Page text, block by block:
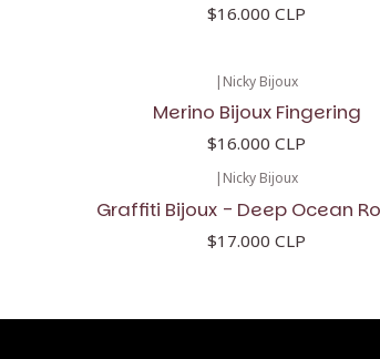
$16.000 CLP
| Nicky Bijoux
Merino Bijoux Fingering
$16.000 CLP
| Nicky Bijoux
Graffiti Bijoux - Deep Ocean
$17.000 CLP